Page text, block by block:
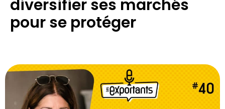
diversifier ses marchés
pour se protéger